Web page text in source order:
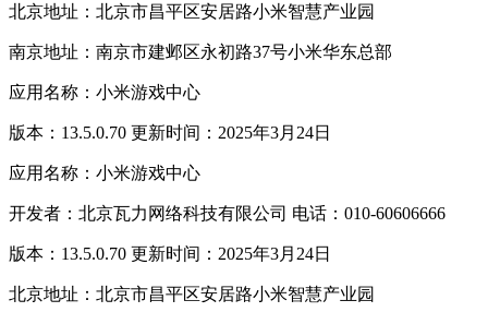
北京地址：北京市昌平区安居路小米智慧产业园
南京地址：南京市建邺区永初路37号小米华东总部
应用名称：小米游戏中心
版本：13.5.0.70 更新时间：2025年3月24日
应用名称：小米游戏中心
开发者：北京瓦力网络科技有限公司 电话：010-60606666
版本：13.5.0.70 更新时间：2025年3月24日
北京地址：北京市昌平区安居路小米智慧产业园